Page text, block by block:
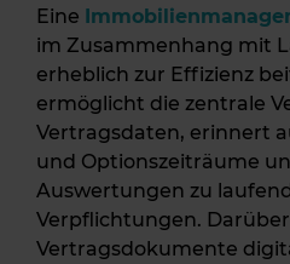
Eine
im Zusammenhang mit
erheblich zur Effizienz
ermöglicht die zentrale
Vertragsdaten, erinnert
und Optionszeiträume
Auswertungen zu
Verpflichtungen.
Vertragsdokumente